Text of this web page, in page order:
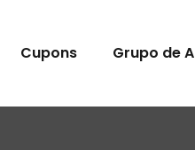
Cupons Grupo de